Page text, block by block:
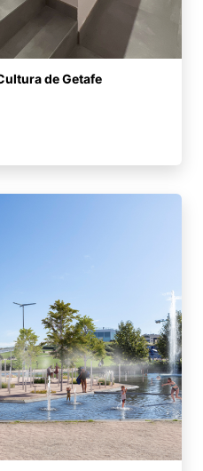
de Getafe